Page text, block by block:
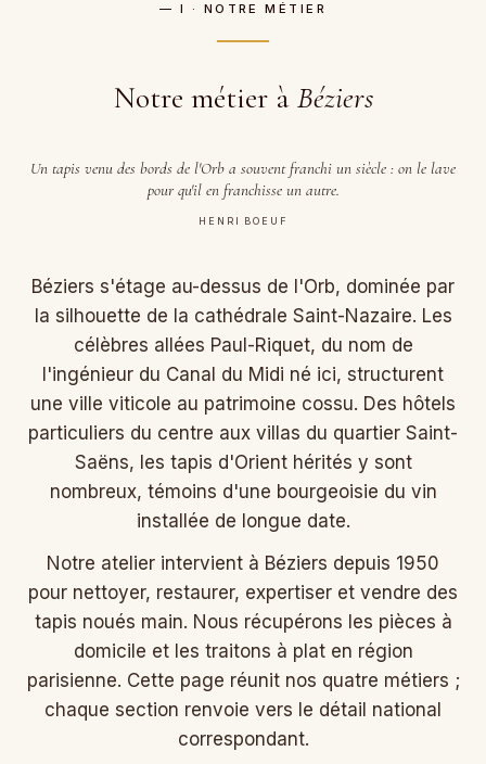
— I · NOTRE MÉTIER
Notre métier à Béziers
Un tapis venu des bords de l'Orb a souvent franchi un siècle : on le lave
pour qu'il en franchisse un autre.
HENRI BOEUF
Béziers s'étage au-dessus de l'Orb, dominée par
la silhouette de la cathédrale Saint-Nazaire. Les
célèbres allées Paul-Riquet, du nom de
l'ingénieur du Canal du Midi né ici, structurent
une ville viticole au patrimoine cossu. Des hôtels
particuliers du centre aux villas du quartier Saint-
Saëns, les tapis d'Orient hérités y sont
nombreux, témoins d'une bourgeoisie du vin
installée de longue date.
Notre atelier intervient à Béziers depuis 1950
pour nettoyer, restaurer, expertiser et vendre des
tapis noués main. Nous récupérons les pièces à
domicile et les traitons à plat en région
parisienne. Cette page réunit nos quatre métiers ;
chaque section renvoie vers le détail national
correspondant.